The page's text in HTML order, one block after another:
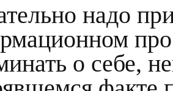
надо
о себе,